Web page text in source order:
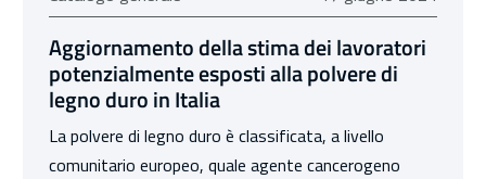
Aggiornamento della stima dei lavoratori
potenzialmente esposti alla polvere di
legno duro in Italia
La polvere di legno duro è classificata, a livello
comunitario europeo, quale agente cancerogeno